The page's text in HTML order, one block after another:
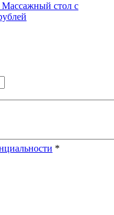
Массажный стол с
*